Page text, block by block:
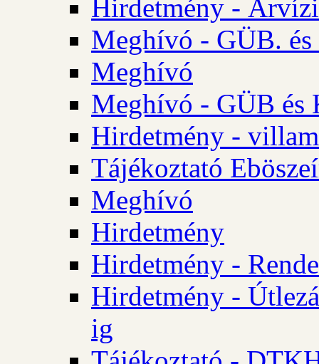
Hirdetmény -
Meghívó - GÜB.
Meghívó
Meghívó - GÜB és
Hirdetmény -
Tájékoztató
Meghívó
Hirdetmény
Hirdetmény -
Hirdetmény -
ig